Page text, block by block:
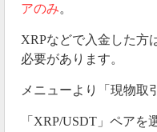
アのみ。
XRPなどで入金した方
必要があります。
メニューより「現物取
「XRP/USDT」ペアを